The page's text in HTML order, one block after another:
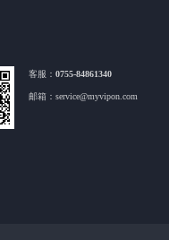
客服：0755-84861340
邮箱：service@myvipon.com